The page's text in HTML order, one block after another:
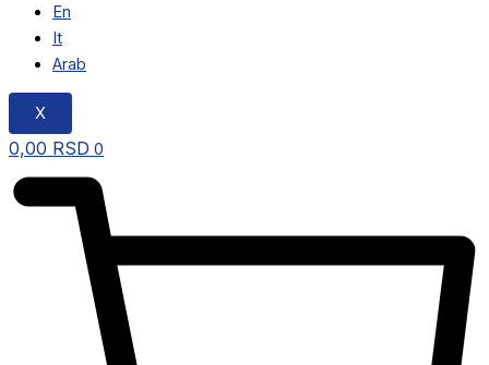
En
It
Arab
X
0,00 RSD 0